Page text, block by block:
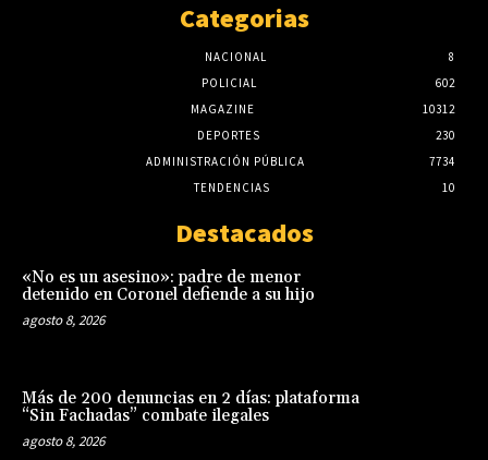
Categorias
NACIONAL
8
POLICIAL
602
MAGAZINE
10312
DEPORTES
230
ADMINISTRACIÓN PÚBLICA
7734
TENDENCIAS
10
Destacados
«No es un asesino»: padre de menor
detenido en Coronel defiende a su hijo
agosto 8, 2026
Más de 200 denuncias en 2 días: plataforma
“Sin Fachadas” combate ilegales
agosto 8, 2026